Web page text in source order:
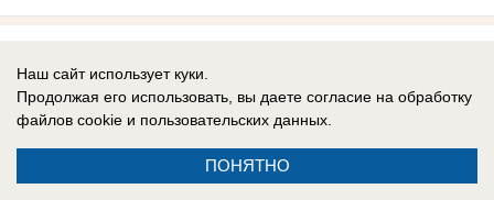
Одесса в огне: ВС РФ уничтожают
украинские корабли и порты
Армия России продолжает наносить системные
удары по портам Одессы.
Наш сайт использует куки.
Продолжая его использовать, вы даете согласие на обработку
файлов cookie и пользовательских данных.
ПОНЯТНО